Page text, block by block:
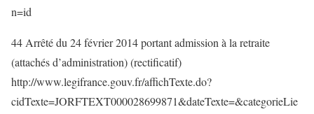
n=id
44 Arrêté du 24 février 2014 portant admission à la retraite
(attachés d’administration) (rectificatif)
http://www.legifrance.gouv.fr/affichTexte.do?
cidTexte=JORFTEXT000028699871&dateTexte=&categorieLie